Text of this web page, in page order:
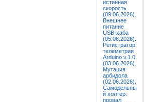
истинная
скорость
(09.06.2026).
Внешнее
питание
USB-хаба
(05.06.2026).
Регистратор
телеметрии
Arduino v.1.0
(03.06.2026).
Мутация
арбидола
(02.06.2026).
Самодельны
й холтер:
провал